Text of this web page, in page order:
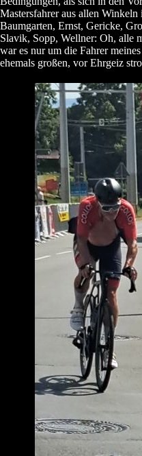
Mastersfahrer aus allen
Baumgarten, Ernst, Gericke,
Slavik, Sopp, Wellner: Oh, alle
war es nur um die Fahrer meines
ehemals großen, vor Ehrgeiz